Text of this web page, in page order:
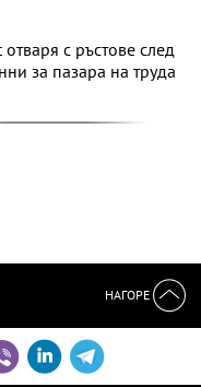
с ръстове след
за пазара на труда
НАГОРЕ